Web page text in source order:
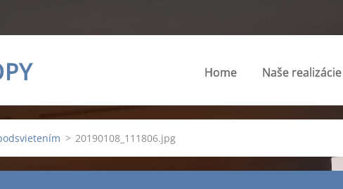
Home Naše realizácie
> 20190108_111806.jpg